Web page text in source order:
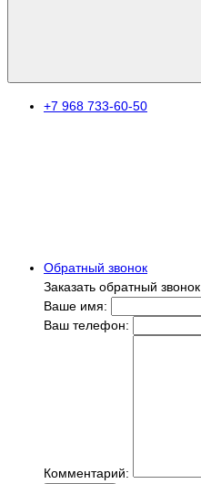
+7 968 733-60-50
Обратный звонок
Заказать обратный звонок
Ваше имя:
Ваш телефон:
Комментарий: